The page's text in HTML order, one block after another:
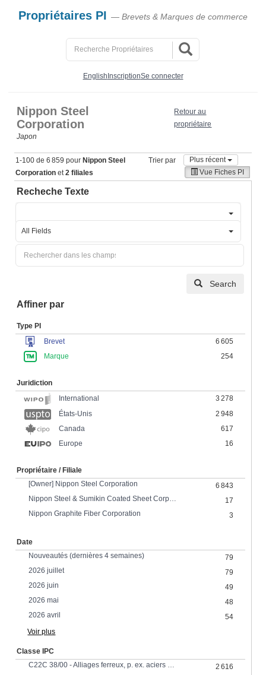
Propriétaires PI — Brevets & Marques de commerce
English InscriptionSe connecter
Nippon Steel
Corporation
Japon
Retour au
propriétaire
1-100 de 6 859 pour Nippon Steel
Corporation et2 filiales
Trier par
Plus récent
Vue Fiches PI
Recheche Texte
All Fields
Search
Affiner par
Type PI
Brevet
6 605
Marque
254
Juridiction
International
3 278
États-Unis
2 948
Canada
617
Europe
16
Propriétaire / Filiale
[Owner] Nippon Steel Corporation
6 843
Nippon Steel & Sumikin Coated Sheet Corporation
17
Nippon Graphite Fiber Corporation
3
Date
Nouveautés (dernières 4 semaines)
79
2026 juillet
79
2026 juin
49
2026 mai
48
2026 avril
54
Voir plus
Classe IPC
C22C 38/00 - Alliages ferreux, p. ex. aciers alliés
2 616